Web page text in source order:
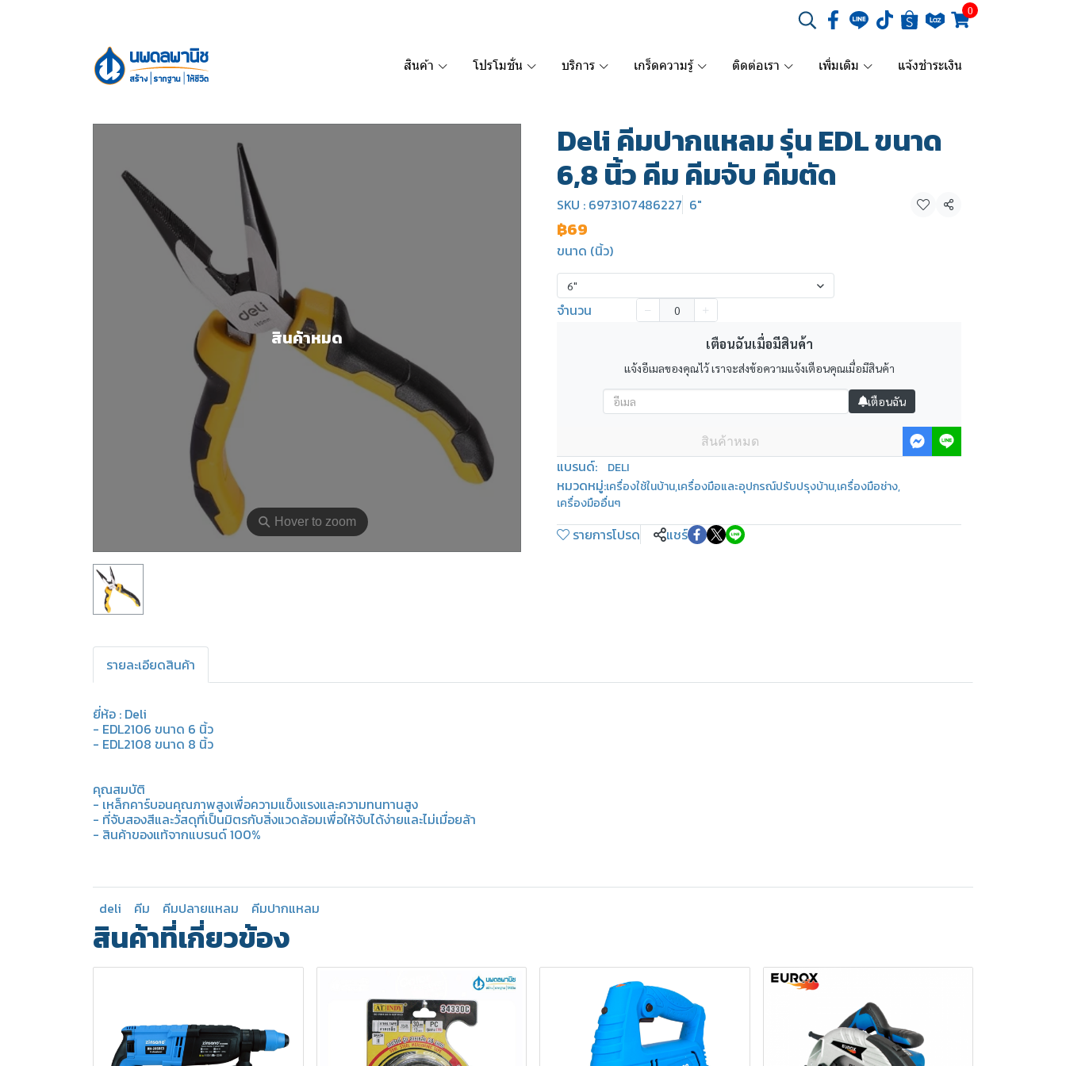
0
สินค้า โปรโมชั่น บริการ เกร็ดความรู้ ติดต่อเรา เพิ่มเติม แจ้งชำระเงิน
⚲ Hover to zoom
สินค้าหมด
Deli คีมปากแหลม รุ่น EDL ขนาด
6,8 นิ้ว คีม คีมจับ คีมตัด
SKU : 6973107486227 6" แชร์
฿69
ขนาด (นิ้ว)
6"
จำนวน
เตือนฉันเมื่อมีสินค้า
แจ้งอีเมลของคุณไว้ เราจะส่งข้อความแจ้งเตือนคุณเมื่อมีสินค้า
เตือนฉัน
สินค้าหมด
แบรนด์: DELI
หมวดหมู่:เครื่องใช้ในบ้าน,เครื่องมือและอุปกรณ์ปรับปรุงบ้าน,เครื่องมือช่าง,
เครื่องมืออื่นๆ
รายการโปรด แชร์
รายละเอียดสินค้า
ยี่ห้อ : Deli
- EDL2106 ขนาด 6 นิ้ว
- EDL2108 ขนาด 8 นิ้ว
คุณสมบัติ
- เหล็กคาร์บอนคุณภาพสูงเพื่อความแข็งแรงและความทนทานสูง
- ที่จับสองสีและวัสดุที่เป็นมิตรกับสิ่งแวดล้อมเพื่อให้จับได้ง่ายและไม่เมื่อยล้า
- สินค้าของแท้จากแบรนด์ 100%
deli คีม คีมปลายแหลม คีมปากแหลม
สินค้าที่เกี่ยวข้อง